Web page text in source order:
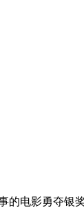
的电影勇夺银